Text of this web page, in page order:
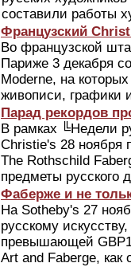
составили работы
Французский
Во французской
Париже 3 декабря
Moderne, на
живописи, графики
Парад рекордов
В рамках ╚Недели
Christie's 28 ноября
The Rothschild
предметы русского
Фаберже и не
На Sotheby's 27
русскому
превышающей
Art and Faberge, как